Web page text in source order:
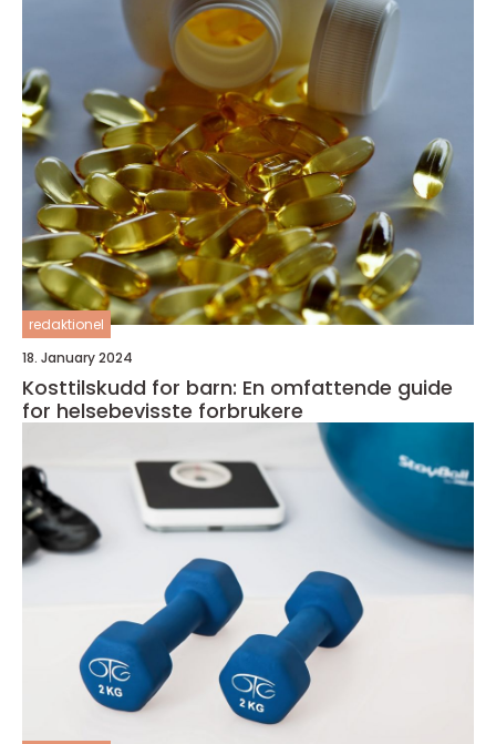
redaktionel
18. January 2024
Kosttilskudd for barn: En omfattende guide
for helsebevisste forbrukere